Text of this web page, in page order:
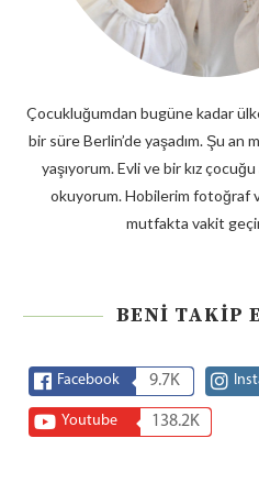
Çocukluğumdan bugüne kadar
bir süre Berlin’de yaşadım. Şu an
yaşıyorum. Evli ve bir kız
okuyorum. Hobilerim fotoğraf
mutfakta vakit
BENI TAKIP
Facebook 9.7K
Youtube 138.2K